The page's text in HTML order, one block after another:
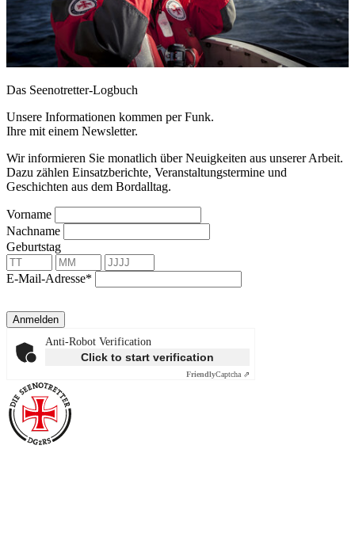
Das Seenotretter-Logbuch
Unsere Informationen kommen per Funk.
Ihre mit einem Newsletter.
Wir informieren Sie monatlich über Neuigkeiten aus unserer Arbeit.
Dazu zählen Einsatzberichte, Veranstaltungstermine und
Geschichten aus dem Bordalltag.
Vorname
Nachname
Geburtstag
E-Mail-Adresse*
Anmelden
Anti-Robot Verification
Click to start verification
FriendlyCaptcha ⇗